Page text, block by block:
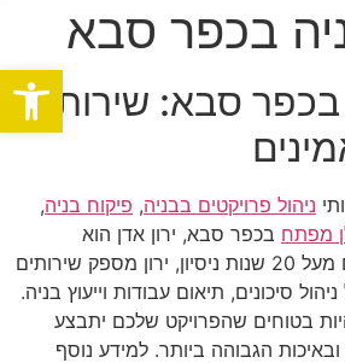
פתח
בכפר סבא
סבא: שירותים
ניהול פרויקטים בבניה, פיקוח בניה,
מפתח בכפר סבא, ירון אדן הוא
הבחירה המושלמת. עם מעל 20 שנות ניסיון, ירון מספק שירותים
סיכונים, תיאום עבודות וייעוץ בניה.
בטוחים שהפרויקט שלכם יתבצע
הגבוהה ביותר. למידע נוסף